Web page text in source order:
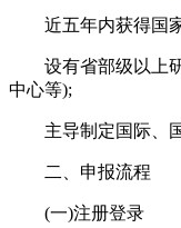
近五年内获得国家
设有省部级以上研
中心等);​
主导制定国际、国
二、申报流程​
(一)注册登录​